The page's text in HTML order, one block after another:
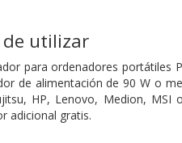
de utilizar
para ordenadores portátiles
de alimentación de 90 W o
HP, Lenovo, Medion, MSI
adicional gratis.